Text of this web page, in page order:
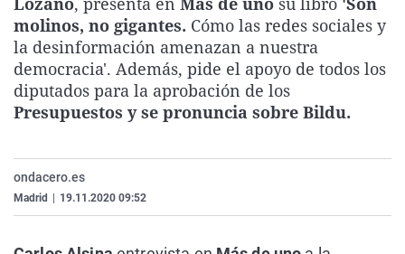
La rosa de los vientos
Gente viajera
Como el perro y el
Caso
Retornados
Equipo de
Operación Viuda
Extremadura
Galicia
La Rioja
Navarra
Virales
Televisión
Elecciones
molinos, no gigantes. Cómo las redes sociales y
la desinformación amenazan a nuestra
democracia'. Además, pide el apoyo de todos los
diputados para la aprobación de los
Presupuestos y se pronuncia sobre Bildu.
ondacero.es
Madrid 19.11.2020 09:52